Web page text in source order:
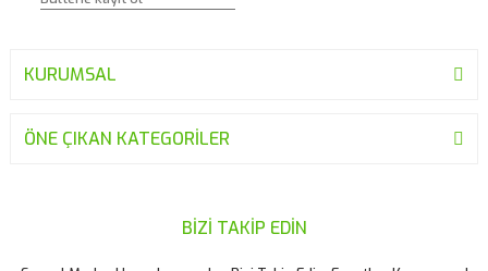
KURUMSAL
ÖNE ÇIKAN KATEGORİLER
BİZİ TAKİP EDİN